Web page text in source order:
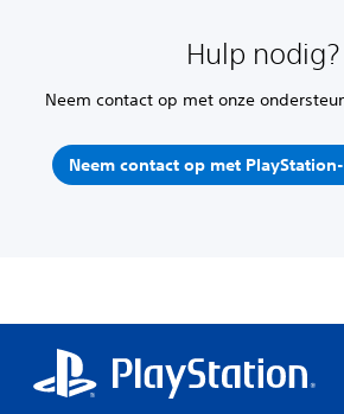
Hulp nodig?
Neem contact op met onze
Neem contact op met